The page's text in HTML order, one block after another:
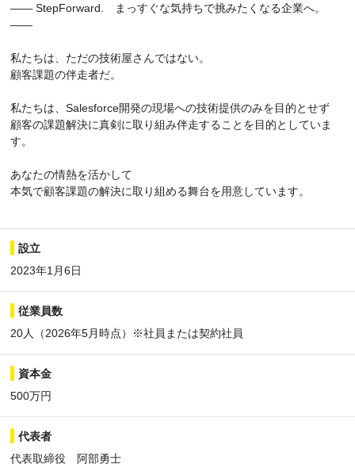
―― StepForward. まっすぐな気持ちで挑みたくなる企業へ。
――
私たちは、ただの技術屋さんではない。
顧客課題の伴走者だ。
私たちは、Salesforce開発の現場への技術提供のみを目的とせず
顧客の課題解決に真剣に取り組み伴走することを目的としていま
す。
あなたの情熱を活かして
本気で顧客課題の解決に取り組める舞台を用意しています。
設立
2023年1月6日
従業員数
20人（2026年5月時点）※社員または契約社員
資本金
500万円
代表者
代表取締役 阿部勇士